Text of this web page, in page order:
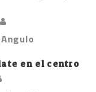
en el centro